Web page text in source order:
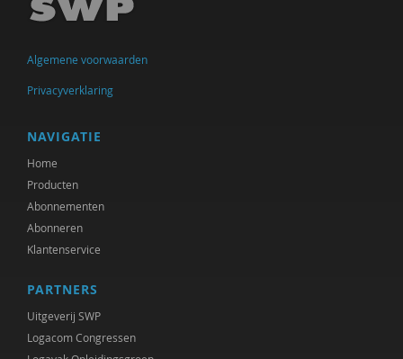
Otto Dellemann
Willem den Hartog
Josje Dikkers
Joep Dohmen
Simone van Dongen
Iris Hartog
Algemene voorwaarden
Privacyverklaring
NAVIGATIE
Home
Producten
Abonnementen
Abonneren
Klantenservice
PARTNERS
Uitgeverij SWP
Logacom Congressen